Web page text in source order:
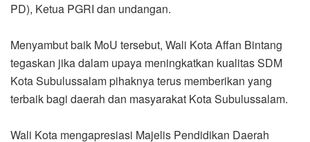
PD), Ketua PGRI dan undangan.
Menyambut baik MoU tersebut, Wali Kota Affan Bintang
tegaskan jika dalam upaya meningkatkan kualitas SDM
Kota Subulussalam pihaknya terus memberikan yang
terbaik bagi daerah dan masyarakat Kota Subulussalam.
Wali Kota mengapresiasi Majelis Pendidikan Daerah